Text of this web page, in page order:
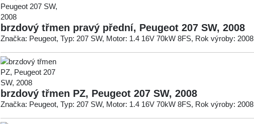
brzdový třmen pravý přední, Peugeot 207 SW, 2008
Značka: Peugeot, Typ: 207 SW, Motor: 1.4 16V 70kW 8FS, Rok výroby: 2008
brzdový třmen PZ, Peugeot 207 SW, 2008
Značka: Peugeot, Typ: 207 SW, Motor: 1.4 16V 70kW 8FS, Rok výroby: 2008